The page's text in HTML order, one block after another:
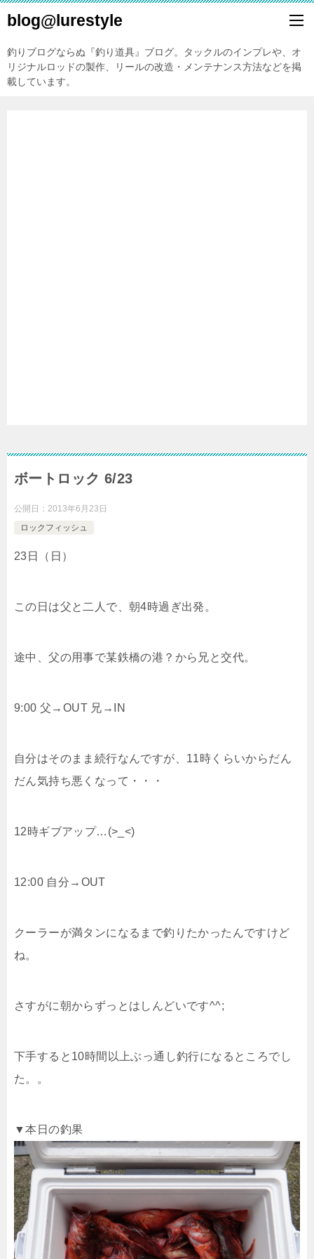
blog@lurestyle
釣りブログならぬ『釣り道具』ブログ。タックルのインプレや、オ
リジナルロッドの製作、リールの改造・メンテナンス方法などを掲
載しています。
ボートロック 6/23
公開日： 2013年6月23日
ロックフィッシュ
23日（日）
この日は父と二人で、朝4時過ぎ出発。
途中、父の用事で某鉄橋の港？から兄と交代。
9:00 父→OUT 兄→IN
自分はそのまま続行なんですが、11時くらいからだん
だん気持ち悪くなって・・・
12時ギブアップ…(>_<)
12:00 自分→OUT
クーラーが満タンになるまで釣りたかったんですけど
ね。
さすがに朝からずっとはしんどいです^^;
下手すると10時間以上ぶっ通し釣行になるところでし
た。。
▼本日の釣果